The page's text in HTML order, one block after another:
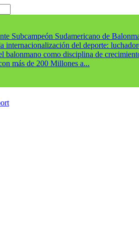
Subcampeón Sudamericano de
internacionalización del deporte:
balonmano como disciplina de
más de 200 Millones a...